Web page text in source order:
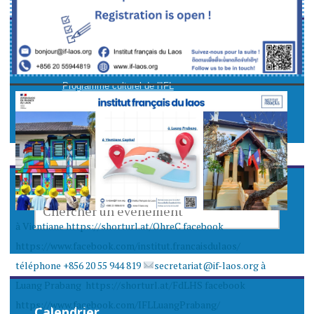
à Vientiane https://shorturl.at/OhreC facebook
https://www.facebook.com/institut.francaisdulaos/
téléphone +856 20 55 944 819
secretariat@if-laos.org à
Luang Prabang https://shorturl.at/FdLHS facebook
https://www.facebook.com/IFLLuangPrabang/
Programme culturel de l'IFL
IFL Luang Prabang
CHERCHER
UN
EVENEMENT